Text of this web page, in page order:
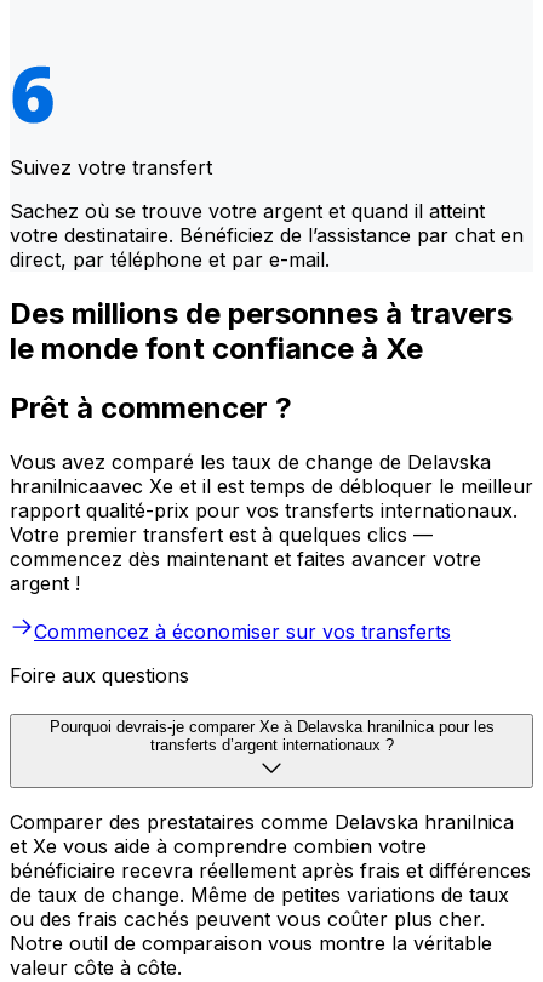
Suivez votre transfert
Sachez où se trouve votre argent et quand il atteint
votre destinataire. Bénéficiez de l’assistance par chat en
direct, par téléphone et par e-mail.
Des millions de personnes à travers
le monde font confiance à Xe
Prêt à commencer ?
Vous avez comparé les taux de change de Delavska
hranilnicaavec Xe et il est temps de débloquer le meilleur
rapport qualité-prix pour vos transferts internationaux.
Votre premier transfert est à quelques clics —
commencez dès maintenant et faites avancer votre
argent !
Commencez à économiser sur vos transferts
Foire aux questions
Pourquoi devrais-je comparer Xe à Delavska hranilnica pour les
transferts d’argent internationaux ?
Comparer des prestataires comme Delavska hranilnica
et Xe vous aide à comprendre combien votre
bénéficiaire recevra réellement après frais et différences
de taux de change. Même de petites variations de taux
ou des frais cachés peuvent vous coûter plus cher.
Notre outil de comparaison vous montre la véritable
valeur côte à côte.